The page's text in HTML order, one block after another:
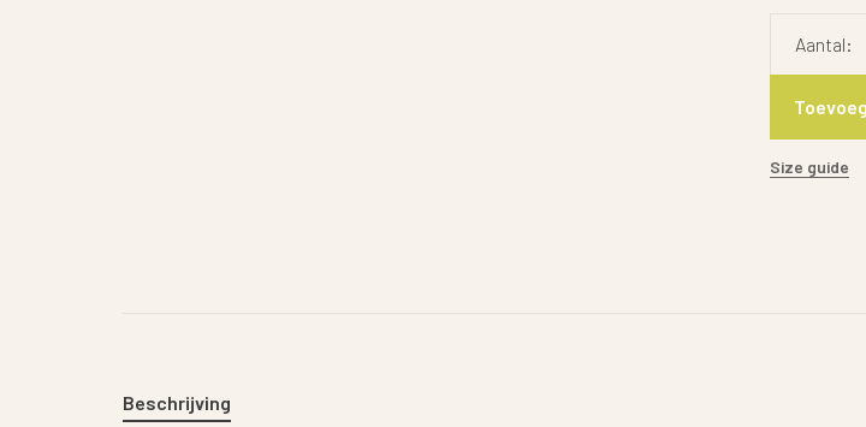
Aantal:
Size guide
Beschrijving